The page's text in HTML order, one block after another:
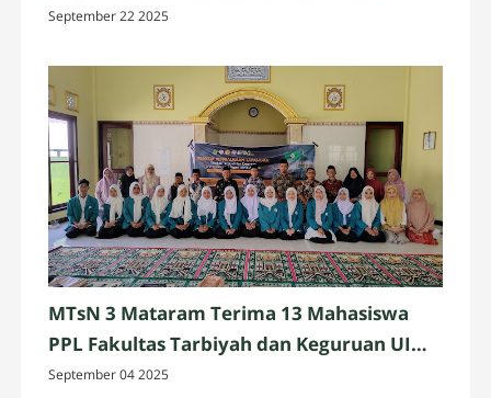
MTsN 3 Mataram
September 22 2025
MTsN 3 Mataram Terima 13 Mahasiswa
PPL Fakultas Tarbiyah dan Keguruan UIN
Mataram
September 04 2025